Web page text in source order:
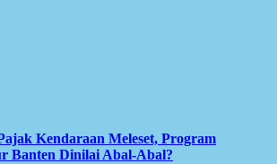
Kendaraan Meleset, Program
Banten Dinilai Abal-Abal?